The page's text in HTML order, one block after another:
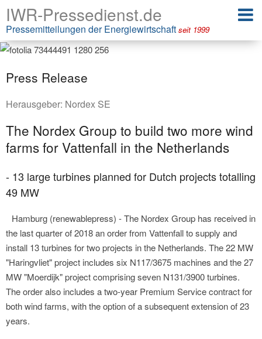
IWR-Pressedienst.de
Pressemitteilungen der Energiewirtschaft seit 1999
Press Release
Herausgeber: Nordex SE
The Nordex Group to build two more wind
farms for Vattenfall in the Netherlands
- 13 large turbines planned for Dutch projects totalling
49 MW
Hamburg (renewablepress) - The Nordex Group has received in
the last quarter of 2018 an order from Vattenfall to supply and
install 13 turbines for two projects in the Netherlands. The 22 MW
"Haringvliet" project includes six N117/3675 machines and the 27
MW "Moerdijk" project comprising seven N131/3900 turbines.
The order also includes a two-year Premium Service contract for
both wind farms, with the option of a subsequent extension of 23
years.